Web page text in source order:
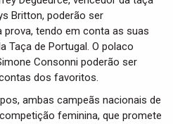
Britton, poderão ser
tendo em conta as suas
Taça de Portugal. O polaco
Consonni poderão ser
dos favoritos.
ambas campeãs nacionais de
feminina, que promete